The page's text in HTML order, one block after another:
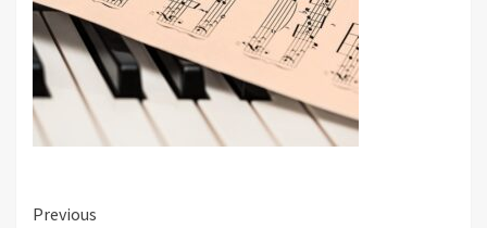
Previous